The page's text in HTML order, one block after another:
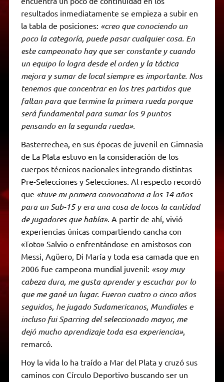
resultados inmediatamente se empieza a subir en
la tabla de posiciones: «creo que conociendo un
poco la categoría, puede pasar cualquier cosa. En
este campeonato hay que ser constante y cuando
un equipo lo logra desde el orden y la táctica
mejora y sumar de local siempre es importante. Nos
tenemos que concentrar en los tres partidos que
faltan para que termine la primera rueda porque
será fundamental para sumar los 9 puntos
pensando en la segunda rueda».
Basterrechea, en sus épocas de juvenil en Gimnasia
de La Plata estuvo en la consideración de los
cuerpos técnicos nacionales integrando distintas
Pre-Selecciones y Selecciones. Al respecto recordó
que «tuve mi primera convocatoria a los 14 años
para un Sub-15 y era una cosa de locos la cantidad
de jugadores que había». A partir de ahí, vivió
experiencias únicas compartiendo cancha con
«Toto» Salvio o enfrentándose en amistosos con
Messi, Agüero, Di María y toda esa camada que en
2006 fue campeona mundial juvenil: «soy muy
cabeza dura, me gusta aprender y escuchar por lo
que me gané un lugar. Fueron cuatro o cinco años
seguidos, he jugado Sudamericanos, Mundiales e
incluso fui Sparring del seleccionado mayor, me
dejó mucho aprendizaje toda esa experiencia»,
remarcó.
Hoy la vida lo ha traído a Mar del Plata y cruzó sus
caminos con Círculo Deportivo buscando ser un